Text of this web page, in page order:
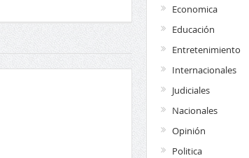
Economica
Educación
Entretenimiento
Internacionales
Judiciales
Nacionales
Opinión
Politica